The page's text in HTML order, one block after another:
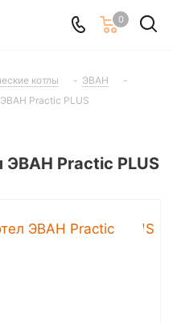
0
котлы - ЭВАН
-
ЭВАН Practic PLUS
ЭВАН Practic PLUS